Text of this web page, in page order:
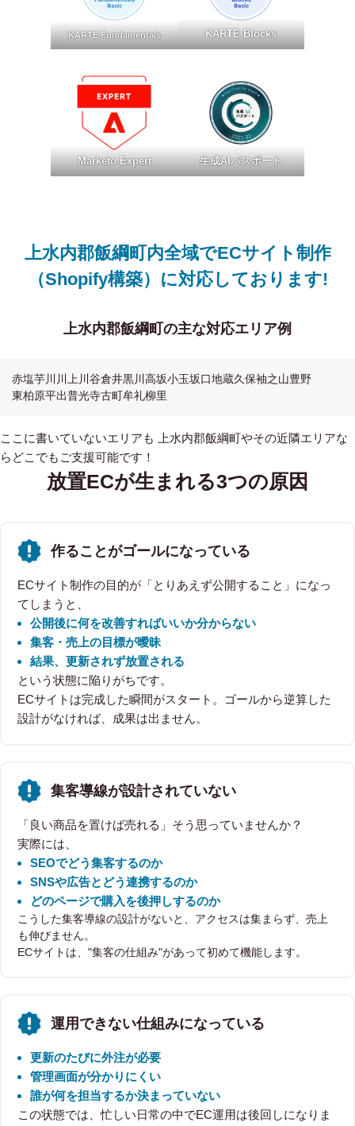
KARTE Fundamentals KARTE Blocks
Marketo Expert 生成AIパスポート
上水内郡飯綱町内全域でECサイト制作
（Shopify構築）に対応しております!
上水内郡飯綱町の主な対応エリア例
赤塩芋川 川上 川谷倉井黒川 高坂小玉坂口地蔵久保袖之山豊野
東柏原平出普光寺古町牟礼柳里
ここに書いていないエリアも 上水内郡飯綱町やその近隣エリアな
らどこでもご支援可能です！
放置ECが生まれる3つの原因
作ることがゴールになっている
ECサイト制作の目的が「とりあえず公開すること」になっ
てしまうと、
公開後に何を改善すればいいか分からない
集客・売上の目標が曖昧
結果、更新されず放置される
という状態に陥りがちです。
ECサイトは完成した瞬間がスタート。ゴールから逆算した
設計がなければ、成果は出ません。
集客導線が設計されていない
「良い商品を置けば売れる」そう思っていませんか？
実際には、
SEOでどう集客するのか
SNSや広告とどう連携するのか
どのページで購入を後押しするのか
こうした集客導線の設計がないと、アクセスは集まらず、売上
も伸びません。
ECサイトは、"集客の仕組み"があって初めて機能します。
運用できない仕組みになっている
更新のたびに外注が必要
管理画面が分かりにくい
誰が何を担当するか決まっていない
この状態では、忙しい日常の中でEC運用は後回しになりま